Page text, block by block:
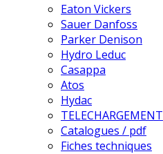
Eaton Vickers
Sauer Danfoss
Parker Denison
Hydro Leduc
Casappa
Atos
Hydac
TELECHARGEMENT
Catalogues / pdf
Fiches techniques